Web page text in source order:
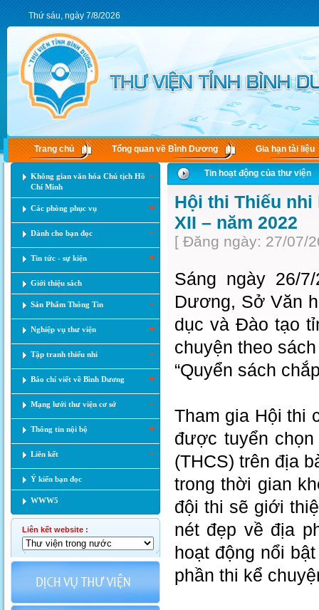
Thứ sáu, ngày 7/8/2026
Trang chủ Tổng quan về Bình Dương Gia hạn tài liệu
Không gian văn hóa Chủ tịch Hồ
Chí Minh
Các phòng phục vụ
Dành cho bạn đọc
Tin tức - sự kiện
Giới thiệu sách
Sản Phẩm Thông Tin
Nghiệp vụ thư viện
Tập tranh thiếu nhi
Báo chí viết về Bình Dương
Mạng lưới thư viện cơ sở
Thông tin nội bộ
Liên kết
Ý kiến bạn đọc
WWW5
Liên kết website :
Tin hoạt động của thư viện
Hội thi Thiếu
XII – năm 2022
[ Đăng ngày: 27/07/
Sáng ngày 26/
Dương, Sở Văn
dục và Đào tạo
chuyện theo
“Quyển sách
Tham gia Hội thi
được tuyển
(THCS) trên địa
trong thời gian
đội thi sẽ giới
nét đẹp về địa
hoạt động nổi
phần thi kể